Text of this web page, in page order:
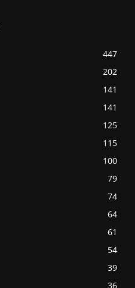
447
202
141
141
125
115
100
79
74
64
61
54
39
36